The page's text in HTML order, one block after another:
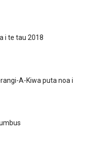
i te tau 2018
A-Kiwa puta noa i